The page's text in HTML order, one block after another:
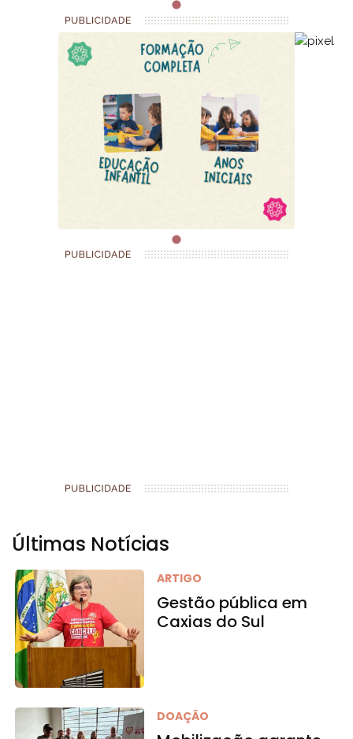
Últimas Notícias
ARTIGO
Gestão pública em
Caxias do Sul
DOAÇÃO